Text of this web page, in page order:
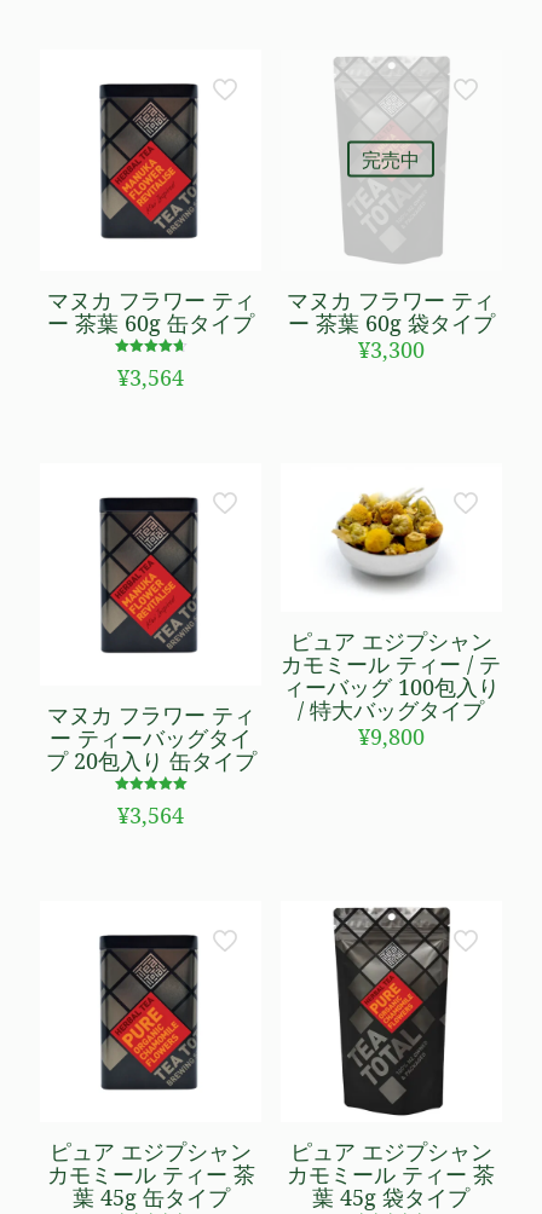
マヌカ フラワー ティ
ー 茶葉 60g 缶タイプ
4.69
の評価
¥3,564
完売中
マヌカ フラワー ティ
ー 茶葉 60g 袋タイプ
¥3,300
マヌカ フラワー ティ
ー ティーバッグタイ
プ 20包入り 缶タイプ
5.00
の評価
¥3,564
ピュア エジプシャン
カモミール ティー / テ
ィーバッグ 100包入り
/ 特大バッグタイプ
¥9,800
ピュア エジプシャン
カモミール ティー 茶
葉 45g 缶タイプ
ピュア エジプシャン
カモミール ティー 茶
葉 45g 袋タイプ